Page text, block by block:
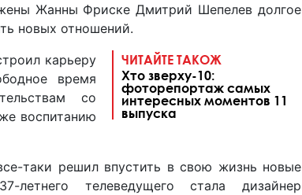
Жанны Фриске Дмитрий Шепелев долгое
новых отношений.
ЧИТАЙТЕ ТАКОЖ
Хто зверху-10:
фоторепортаж самых
интересных моментов 11
выпуска
карьеру
время
со
воспитанию
таки решил впустить в свою жизнь новые
летнего телеведущего стала дизайнер